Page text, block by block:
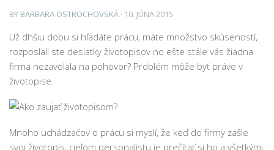
BY BARBARA OSTROCHOVSKÁ · 10. JÚNA 2015
Už dhšiu dobu si hľadáte prácu, máte množstvo skúseností,
rozposlali ste desiatky životopisov no ešte stále vás žiadna
firma nezavolala na pohovor? Problém môže byť práve v
životopise.
Mnoho uchádzačov o prácu si myslí, že keď do firmy zašle
svoj životopis, cieľom personalistu je prečítať si ho a všetkými